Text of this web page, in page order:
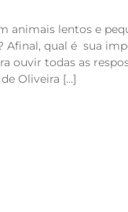
animais lentos e
Afinal, qual é sua
ouvir todas as
Oliveira […]